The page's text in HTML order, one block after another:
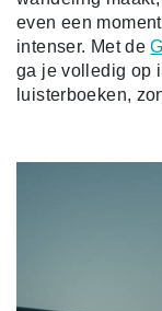
even een
intenser. Met de
ga je volledig op
luisterboeken,